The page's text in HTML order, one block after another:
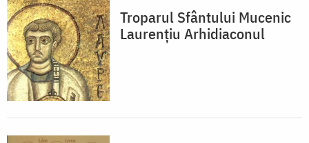
Troparul Sfântului Mucenic
Laurențiu Arhidiaconul